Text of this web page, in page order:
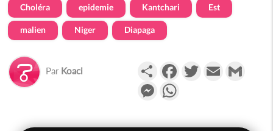
Choléra epidemie Kantchari Est
malien Niger Diapaga
Par Koaci PartagerFacebookTwitterEmail
Messenger